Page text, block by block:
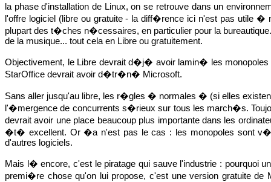
la phase d'installation de Linux, on se retrouve dans un
l'offre logiciel (libre ou gratuite - la diff�rence ici n'est pas utile
plupart des t�ches n�cessaires, en particulier pour la
de la musique... tout cela en Libre ou gratuitement.
Objectivement, le Libre devrait d�j� avoir lamin� les monopoles
StarOffice devrait avoir d�tr�n� Microsoft.
Sans aller jusqu'au libre, les r�gles � normales � (si elles
l'�mergence de concurrents s�rieux sur tous les march�s.
devrait avoir une place beaucoup plus importante dans les
�t� excellent. Or �a n'est pas le cas : les monopoles sont
d'autres logiciels.
Mais l� encore, c'est le piratage qui sauve l'industrie : pourquoi
premi�re chose qu'on lui propose, c'est une version gratuite de